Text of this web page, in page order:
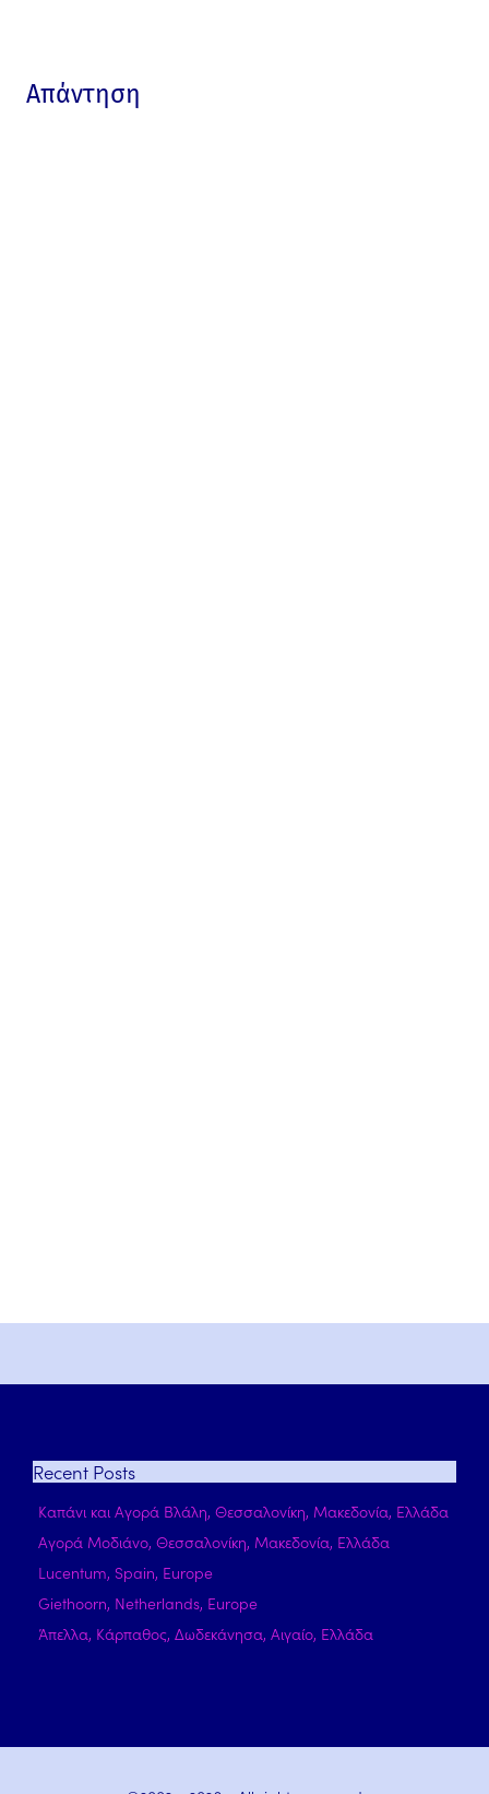
Απάντηση
Recent Posts
Καπάνι και Αγορά Βλάλη, Θεσσαλονίκη, Μακεδονία, Ελλάδα
Αγορά Μοδιάνο, Θεσσαλονίκη, Μακεδονία, Ελλάδα
Lucentum, Spain, Europe
Giethoorn, Netherlands, Europe
Άπελλα, Κάρπαθος, Δωδεκάνησα, Αιγαίο, Ελλάδα